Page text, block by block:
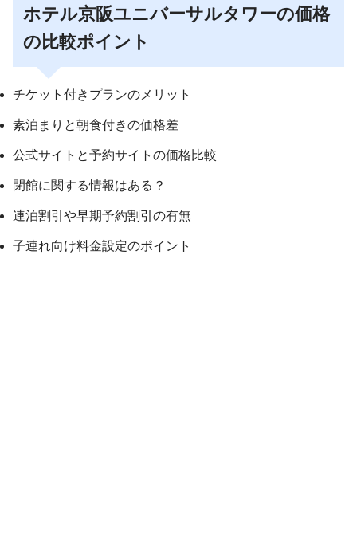
ホテル京阪ユニバーサルタワーの価格
の比較ポイント
チケット付きプランのメリット
素泊まりと朝食付きの価格差
公式サイトと予約サイトの価格比較
閉館に関する情報はある？
連泊割引や早期予約割引の有無
子連れ向け料金設定のポイント